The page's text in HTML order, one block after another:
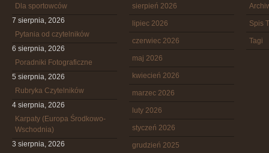
Dla sportowców
7 sierpnia, 2026
Pytania od czytelników
6 sierpnia, 2026
Poradniki Fotograficzne
5 sierpnia, 2026
Rubryka Czytelników
4 sierpnia, 2026
Karpaty (Europa Środkowo-
Wschodnia)
3 sierpnia, 2026
sierpień 2026
lipiec 2026
czerwiec 2026
maj 2026
kwiecień 2026
marzec 2026
luty 2026
styczeń 2026
grudzień 2025
Spis
Tagi